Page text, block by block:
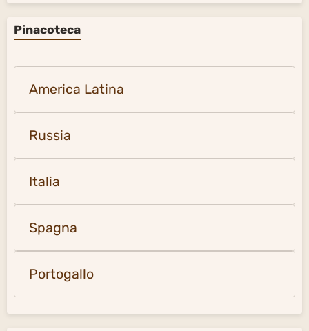
Pinacoteca
America Latina
Russia
Italia
Spagna
Portogallo